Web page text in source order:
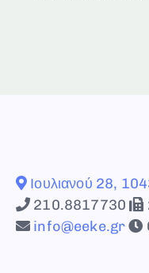
Ιουλιανού 28,
210.8817730
info@eeke.gr